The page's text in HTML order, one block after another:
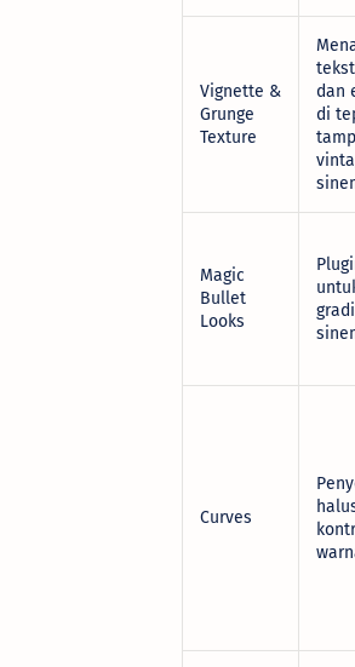
Vignette &
Grunge
Texture
dan
di
Magic
Bullet
Looks
Curves